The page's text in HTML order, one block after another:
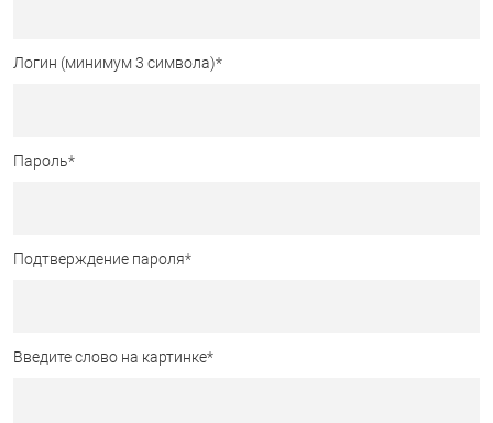
Логин (минимум 3 символа)*
Пароль*
Подтверждение пароля*
Введите слово на картинке*